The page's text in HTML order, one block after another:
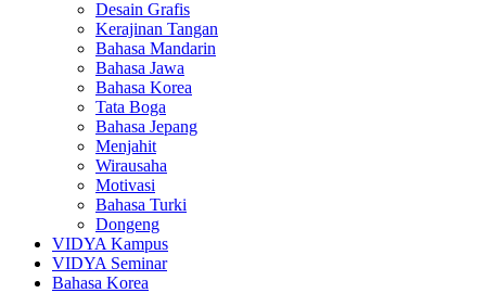
Desain Grafis
Kerajinan Tangan
Bahasa Mandarin
Bahasa Jawa
Bahasa Korea
Tata Boga
Bahasa Jepang
Menjahit
Wirausaha
Motivasi
Bahasa Turki
Dongeng
VIDYA Kampus
VIDYA Seminar
Bahasa Korea